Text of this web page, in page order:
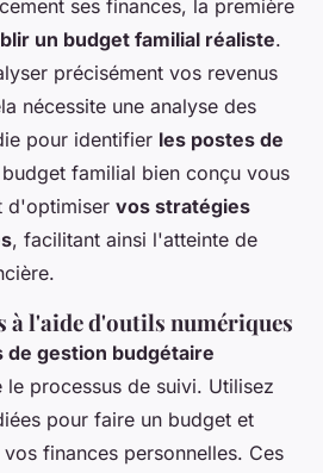
ses finances, la première
un budget familial réaliste.
précisément vos revenus
nécessite une analyse des
pour identifier les postes de
familial bien conçu vous
d'optimiser vos stratégies
, facilitant ainsi l'atteinte de
à l'aide d'outils numériques
de gestion budgétaire
le processus de suivi. Utilisez
pour faire un budget et
finances personnelles. Ces